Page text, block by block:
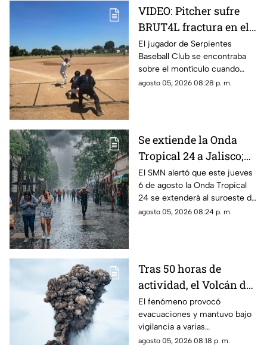
VIDEO: Pitcher sufre
BRUT4L fractura en el
brazo mientras lanzaba
El jugador de Serpientes
Baseball Club se encontraba
sobre el montículo cuando
inició el movimiento para
agosto 05, 2026 08:28 p. m.
Se extiende la Onda
Tropical 24 a Jalisco;
¿cómo modificará el
clima de Guadalajara?
El SMN alertó que este jueves
6 de agosto la Onda Tropical
24 se extenderá al suroeste de
Jalisco; así modificará el clima
agosto 05, 2026 08:24 p. m.
Tras 50 horas de
actividad, el Volcán de
Fuego se calma, pero la
alerta continúa
El fenómeno provocó
evacuaciones y mantuvo bajo
vigilancia a varias
comunidades por el riesgo de
agosto 05, 2026 08:18 p. m.